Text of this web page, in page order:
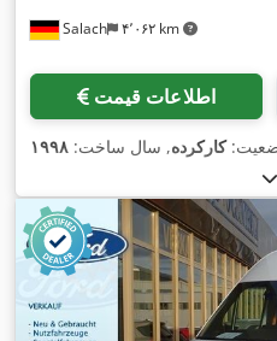
Salach ۴٬۰۶۲ km
اطلاعات قیمت
کارکرده, سال ساخت: ۱۹۹۸